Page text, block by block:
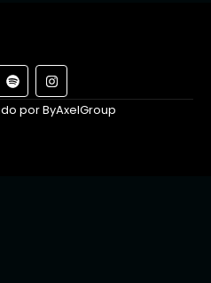
por ByAxelGroup